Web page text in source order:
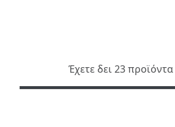
Έχετε δει 23